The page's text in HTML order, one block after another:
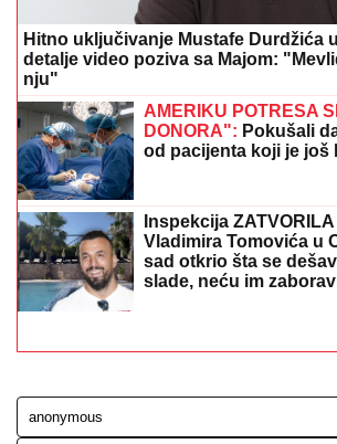
FILMSKA POTERA U NOVOM SADU!
iz "audija": Ojadili poznatu brzu
DALILA DRAGOJEVIĆ
cifra je ogromna: